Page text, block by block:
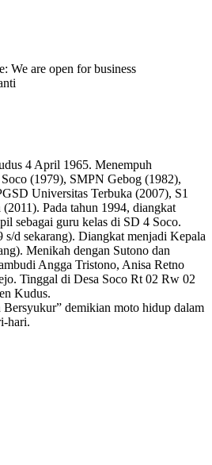
We are open for business
4 April 1965. Menempuh
(1979), SMPN Gebog (1982),
Universitas Terbuka (2007), S1
Pada tahun 1994, diangkat
sebagai guru kelas di SD 4 Soco.
d sekarang). Diangkat menjadi Kepala
Menikah dengan Sutono dan
Angga Tristono, Anisa Retno
Tinggal di Desa Soco Rt 02 Rw 02
Kudus.
demikian moto hidup dalam
hari.